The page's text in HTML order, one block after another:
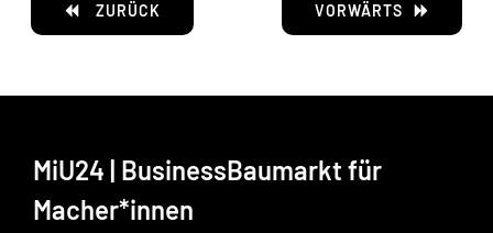
ZURÜCK VORWÄRTS
MiU24 | BusinessBaumarkt für
Macher*innen